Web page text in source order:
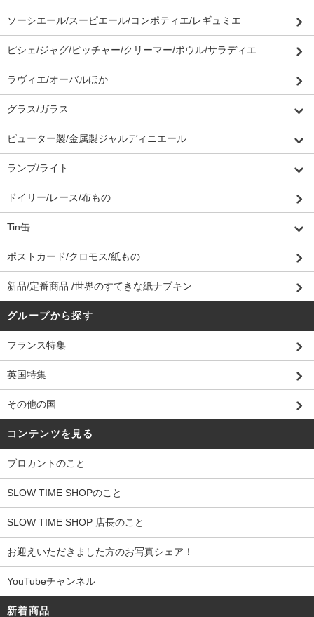
ソーシエール/スーピエール/コンポティエ/レギュミエ
ピシェ/ジャグ/ピッチャー/クリーマー/ボウル/サラディエ
ラヴィエ/オーバルほか
グラス/ガラス
ピューター製/金属製ジャルディニエール
ランプ/ライト
ドイリー/レース/布もの
Tin缶
ポストカード/クロモス/紙もの
新品/定番商品 /世界のすてきな紙ナプキン
グループから探す
フランス特集
英国特集
その他の国
コンテンツを見る
ブロカントのこと
SLOW TIME SHOPのこと
SLOW TIME SHOP 店長のこと
お迎えいただきました方のお写真シェア！
YouTubeチャンネル
新着商品